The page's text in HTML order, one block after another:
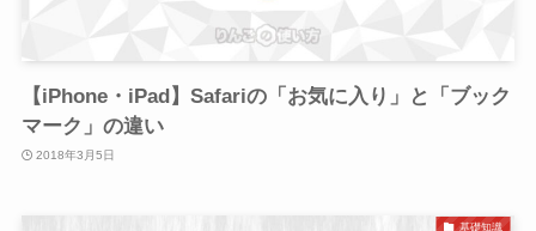
【iPhone・iPad】Safariの「お気に入り」と「ブック
マーク」の違い
2018年3月5日
基礎知識